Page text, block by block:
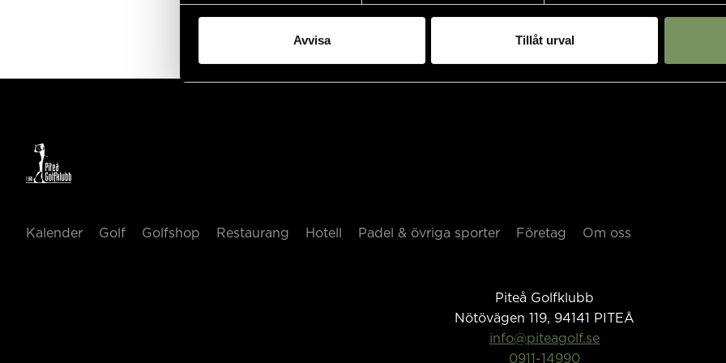
Avvisa Tillåt urval
Kalender Golf Golfshop Restaurang Hotell Padel & övriga sporter Företag Om oss
Piteå Golfklubb
Nötövägen 119, 94141
PITEÅ
info@piteagolf.se
0911-14990